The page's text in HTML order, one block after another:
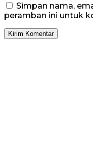
Simpan nama,
peramban ini untuk